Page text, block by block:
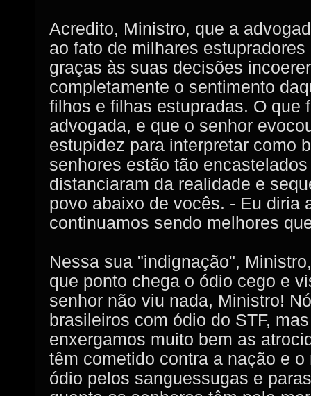
Acredito, Ministro, que a
ao fato de milhares
graças às suas decisões
completamente o sentimento
filhos e filhas estupradas. O que
advogada, e que o senhor
estupidez para interpretar como
senhores estão tão
distanciaram da realidade e
povo abaixo de vocês. - Eu diria
continuamos sendo melhores
Nessa sua "indignação",
que ponto chega o ódio cego e
senhor não viu nada, Ministro!
brasileiros com ódio do STF,
enxergamos muito bem as
têm cometido contra a nação e
ódio pelos sanguessugas e